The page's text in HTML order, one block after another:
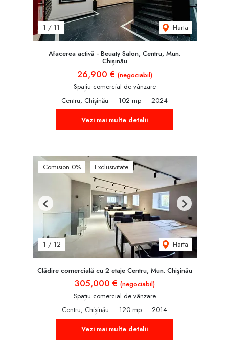
1 / 11 Harta
Afacerea activă - Beuaty Salon, Centru, Mun.
Chișinău
26,900 € (negociabil)
Spațiu comercial de vânzare
Centru, Chișinău
102 mp
2024
Vezi mai multe detalii
Comision 0% Exclusivitate
1 / 12 Harta
Previous Next
Clădire comercială cu 2 etaje Centru, Mun. Chișinău
305,000 € (negociabil)
Spațiu comercial de vânzare
Centru, Chișinău
120 mp
2014
Vezi mai multe detalii